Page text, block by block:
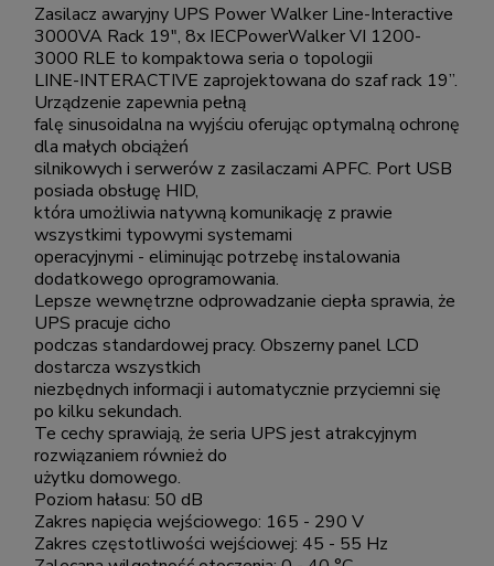
Zasilacz awaryjny UPS Power Walker Line-Interactive
3000VA Rack 19", 8x IECPowerWalker VI 1200-
3000 RLE to kompaktowa seria o topologii
LINE-INTERACTIVE zaprojektowana do szaf rack 19”.
Urządzenie zapewnia pełną
falę sinusoidalna na wyjściu oferując optymalną ochronę
dla małych obciążeń
silnikowych i serwerów z zasilaczami APFC. Port USB
posiada obsługę HID,
która umożliwia natywną komunikację z prawie
wszystkimi typowymi systemami
operacyjnymi - eliminując potrzebę instalowania
dodatkowego oprogramowania.
Lepsze wewnętrzne odprowadzanie ciepła sprawia, że
UPS pracuje cicho
podczas standardowej pracy. Obszerny panel LCD
dostarcza wszystkich
niezbędnych informacji i automatycznie przyciemni się
po kilku sekundach.
Te cechy sprawiają, że seria UPS jest atrakcyjnym
rozwiązaniem również do
użytku domowego.
Poziom hałasu: 50 dB
Zakres napięcia wejściowego: 165 - 290 V
Zakres częstotliwości wejściowej: 45 - 55 Hz